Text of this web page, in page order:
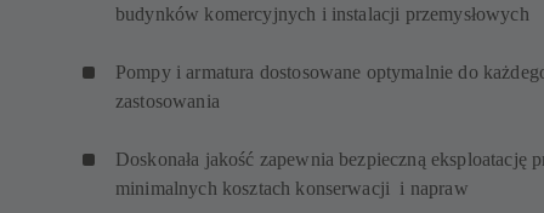
budynków komercyjnych i instalacji przemysłowych
Pompy i armatura dostosowane optymalnie do
zastosowania
Doskonała jakość zapewnia bezpieczną eksploatację
minimalnych kosztach konserwacji i napraw